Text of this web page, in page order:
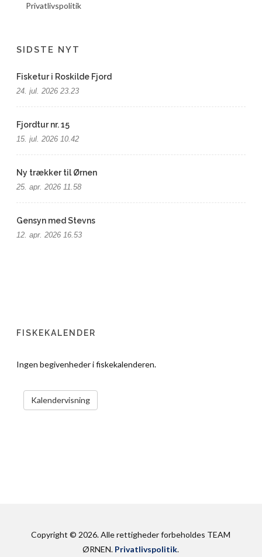
Privatlivspolitik
SIDSTE NYT
Fisketur i Roskilde Fjord
24. jul. 2026 23.23
Fjordtur nr. 15
15. jul. 2026 10.42
Ny trækker til Ørnen
25. apr. 2026 11.58
Gensyn med Stevns
12. apr. 2026 16.53
FISKEKALENDER
Ingen begivenheder i fiskekalenderen.
Kalendervisning
Copyright © 2026. Alle rettigheder forbeholdes TEAM
ØRNEN. Privatlivspolitik.